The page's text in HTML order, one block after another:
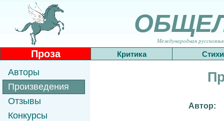
Международная
Проза Критика Стихи
Авторы
Произведения
Отзывы
Конкурсы
Автор: